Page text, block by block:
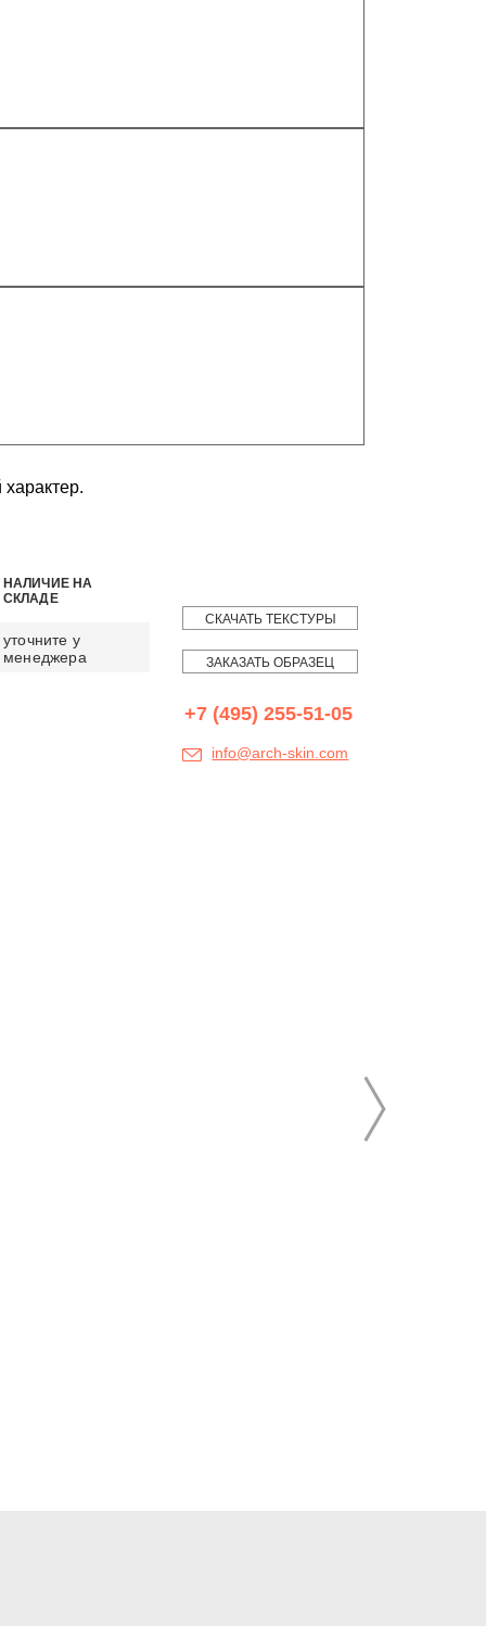
НАЛИЧИЕ НА
СКЛАДЕ
уточните у
менеджера
СКАЧАТЬ ТЕКСТУРЫ
ЗАКАЗАТЬ ОБРАЗЕЦ
+7 (495) 255-51-05
info@arch-skin.com